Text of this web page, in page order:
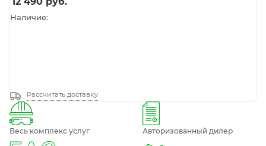
Наличие:
Рассчитать доставку
Весь комплекс услуг Авторизованный дилер